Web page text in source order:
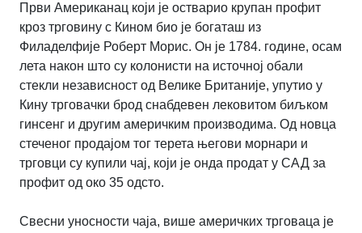
Први Американац који је остварио крупан профит
кроз трговину с Кином био је богаташ из
Филаделфије Роберт Морис. Он је 1784. године, осам
лета након што су колонисти на источној обали
стекли независност од Велике Британије, упутио у
Кину трговачки брод снабдевен лековитом биљком
гинсенг и другим америчким производима. Од новца
стеченог продајом тог терета његови морнари и
трговци су купили чај, који је онда продат у САД за
профит од око 35 одсто.
Свесни уносности чаја, више америчких трговаца је